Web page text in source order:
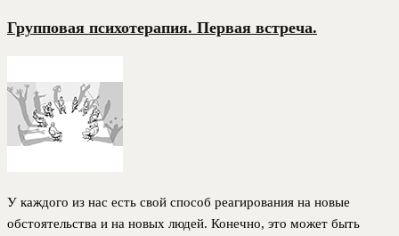
Групповая психотерапия. Первая встреча.
У каждого из нас есть свой способ реагирования на новые
обстоятельства и на новых людей. Конечно, это может быть